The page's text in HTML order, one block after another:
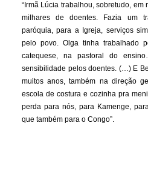
“Irmã Lúcia trabalhou, sobretudo,
milhares de doentes. Fazia um
paróquia, para a Igreja, serviços
pelo povo. Olga tinha trabalhado
catequese, na pastoral do
sensibilidade pelos doentes. (…) E
muitos anos, também na direção
escola de costura e cozinha pra
perda para nós, para Kamenge,
que também para o Congo”.